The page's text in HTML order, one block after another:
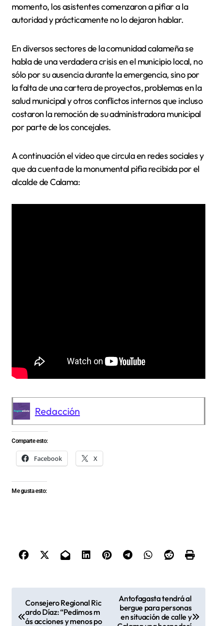
momento, los asistentes comenzaron a pifiar a la
autoridad y prácticamente no lo dejaron hablar.
En diversos sectores de la comunidad calameña se
habla de una verdadera crisis en el municipio local, no
sólo por su ausencia durante la emergencia, sino por
la falta de una cartera de proyectos, problemas en la
salud municipal y otros conflictos internos que incluso
costaron la remoción de su administradora municipal
por parte de los concejales.
A continuación el video que circula en redes sociales y
que da cuenta de la monumental pifia recibida por el
alcalde de Calama:
Redacción
Comparte esto:
Facebook X
Me gusta esto:
Consejero Regional Ric
ardo Díaz: “Pedimos m
ás acciones y menos po
Antofagasta tendrá al
bergue para personas
en situación de calle y